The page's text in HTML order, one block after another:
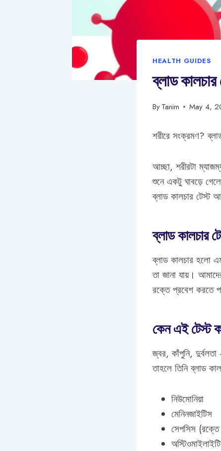
HEALTH GUIDES
ব্লাড
ByTanim May 4,
শরীরে সংক্রমণ?
আচ্ছা, শরীরটা
শুনে একটু ঘাবড়ে
ব্লাড কালচার
ব্লাড কালচার
ব্লাড কালচার হলো
তা জানা যায়।
রক্তে প্রবেশ করতে
কেন এই টেস্ট
জ্বর, কাঁপুনি,
তাহলে তিনি ব্লাড
নিউমোনিয়া
মেনিনজাইটিস
সেপসিস (রক্তে